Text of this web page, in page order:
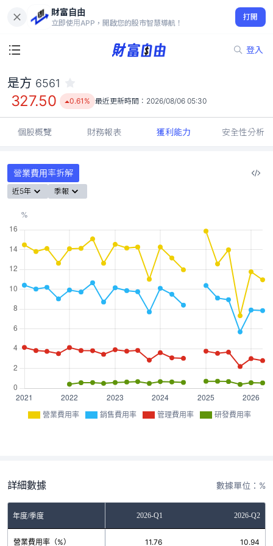
財富自由
立即使用APP，開啟您的股市智慧導航！
打開
登入
327.50
0.61%
是方 6561
327.50 0.61% 最近更新時間： 2026/08/06 05:30
個股概覽 財務報表 獲利能力 安全性分析
營業費用率拆解
近5年 季報
營業費用率 銷售費用率 管理費用率 研發費用率
詳細數據 數據單位：%
年度/季度2025-Q4 2026-Q1 2026-Q2
營業費用率（%）
7.32 11.76 10.94